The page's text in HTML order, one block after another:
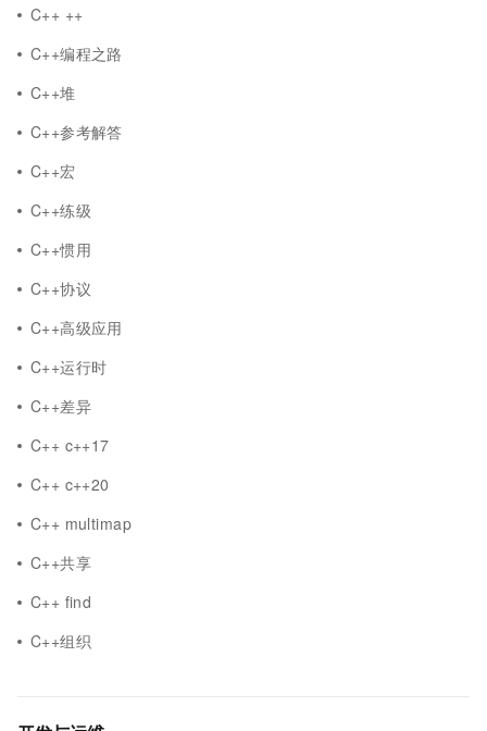
C++ ++
C++编程之路
C++堆
C++参考解答
C++宏
C++练级
C++惯用
C++协议
C++高级应用
C++运行时
C++差异
C++ c++17
C++ c++20
C++ multimap
C++共享
C++ find
C++组织